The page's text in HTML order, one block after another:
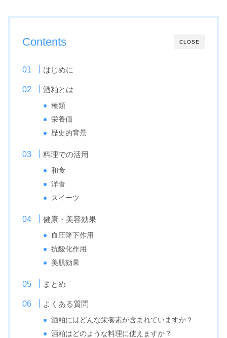
CLOSE
Contents
はじめに
酒粕とは
種類
栄養価
歴史的背景
料理での活用
和食
洋食
スイーツ
健康・美容効果
血圧降下作用
抗酸化作用
美肌効果
まとめ
よくある質問
酒粕にはどんな栄養素が含まれていますか？
酒粕はどのような料理に使えますか？